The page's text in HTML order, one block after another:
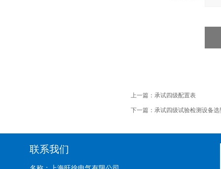
上一篇： 承试四级配置表
下一篇： 承试四级试验检测设备选
联系我们